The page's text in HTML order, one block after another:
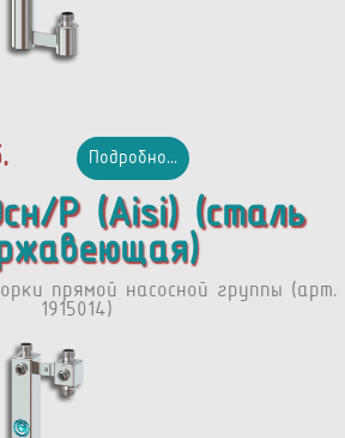
Подробно...
Р (Aisi) (сталь
прямой насосной группы (арт.
1915014)